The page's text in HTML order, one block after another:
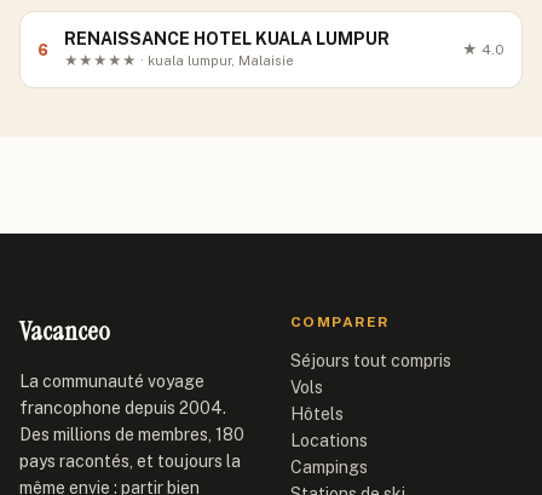
6
RENAISSANCE HOTEL KUALA LUMPUR
★★★★★ · kuala lumpur, Malaisie
★ 4.0
Vacanceo
La communauté voyage
francophone depuis 2004.
Des millions de membres, 180
pays racontés, et toujours la
même envie : partir bien
COMPARER
Séjours tout compris
Vols
Hôtels
Locations
Campings